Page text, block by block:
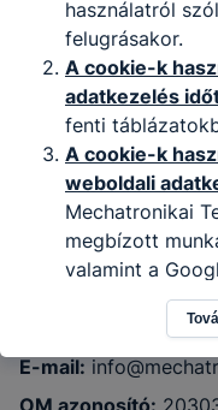
Budapesti
Technikum
1118 Budapest,
CLASSROOM
+ 36 1 246
E-mail:
OM azonosító:
használatról
felugrásakor.
A cookie-k
adatkezelés
fenti
A cookie-k
weboldali
Mechatronikai
megbízott
valamint a
Az érintett
vonatkozó
hozzáférést, a
helyesbítését,